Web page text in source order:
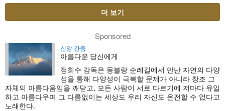
더 보기
Sponsored
신앙 간증
아름다운 당신에게
정희수 감독은 몽블랑 순례길에서 만난 자연의 다양
성을 통해 다양성이 극복할 문제가 아니라 창조 그
자체의 아름다움임을 깨닫고, 모든 사람이 서로 다르기에 저마다 유일
하고 아름다우며 그 다름없이는 세상도 우리 자신도 온전할 수 없다고
노래한다.